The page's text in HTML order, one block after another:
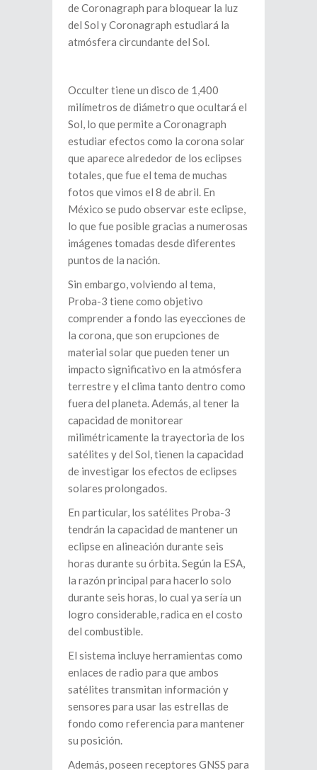
de Coronagraph para bloquear la luz
del Sol y Coronagraph estudiará la
atmósfera circundante del Sol.
Occulter tiene un disco de 1,400
milímetros de diámetro que ocultará el
Sol, lo que permite a Coronagraph
estudiar efectos como la corona solar
que aparece alrededor de los eclipses
totales, que fue el tema de muchas
fotos que vimos el 8 de abril. En
México se pudo observar este eclipse,
lo que fue posible gracias a numerosas
imágenes tomadas desde diferentes
puntos de la nación.
Sin embargo, volviendo al tema,
Proba-3 tiene como objetivo
comprender a fondo las eyecciones de
la corona, que son erupciones de
material solar que pueden tener un
impacto significativo en la atmósfera
terrestre y el clima tanto dentro como
fuera del planeta. Además, al tener la
capacidad de monitorear
milimétricamente la trayectoria de los
satélites y del Sol, tienen la capacidad
de investigar los efectos de eclipses
solares prolongados.
En particular, los satélites Proba-3
tendrán la capacidad de mantener un
eclipse en alineación durante seis
horas durante su órbita. Según la ESA,
la razón principal para hacerlo solo
durante seis horas, lo cual ya sería un
logro considerable, radica en el costo
del combustible.
El sistema incluye herramientas como
enlaces de radio para que ambos
satélites transmitan información y
sensores para usar las estrellas de
fondo como referencia para mantener
su posición.
Además, poseen receptores GNSS para